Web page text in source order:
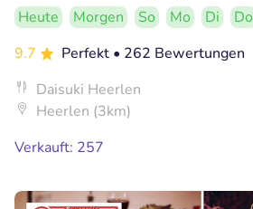
Heute Morgen So Mo Di
Do
9.7
Perfekt • 262 Bewertungen
Daisuki Heerlen
Heerlen (3km)
Verkauft: 257